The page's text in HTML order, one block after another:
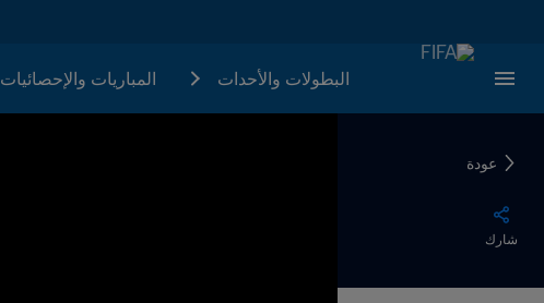
البطولات والأحدات المباريات والإحصائيات
عودة
شارك